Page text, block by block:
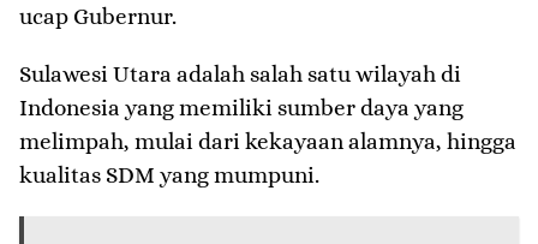
ucap Gubernur.
Sulawesi Utara adalah salah satu wilayah di
Indonesia yang memiliki sumber daya yang
melimpah, mulai dari kekayaan alamnya, hingga
kualitas SDM yang mumpuni.